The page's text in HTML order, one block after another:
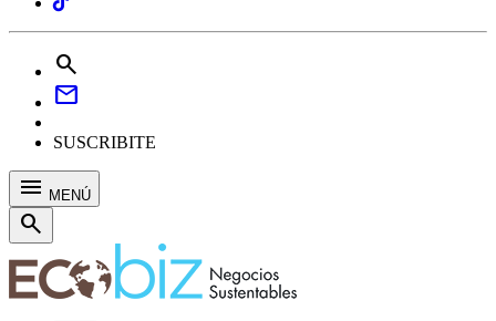
search
mail
SUSCRIBITE
menu MENÚ
search